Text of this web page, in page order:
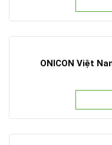
ONICON Việt